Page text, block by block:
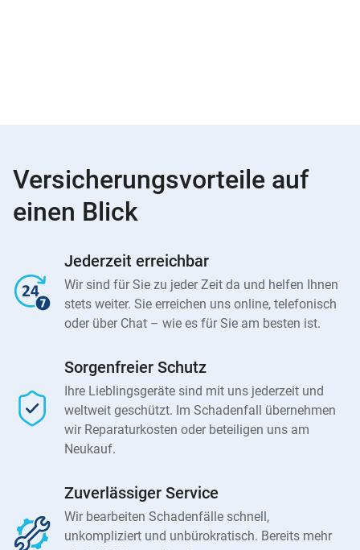
Versicherungsvorteile auf
einen Blick
Jederzeit erreichbar
Wir sind für Sie zu jeder Zeit da und helfen Ihnen
stets weiter. Sie erreichen uns online, telefonisch
oder über Chat – wie es für Sie am besten ist.
Sorgenfreier Schutz
Ihre Lieblingsgeräte sind mit uns jederzeit und
weltweit geschützt. Im Schadenfall übernehmen
wir Reparaturkosten oder beteiligen uns am
Neukauf.
Zuverlässiger Service
Wir bearbeiten Schadenfälle schnell,
unkompliziert und unbürokratisch. Bereits mehr